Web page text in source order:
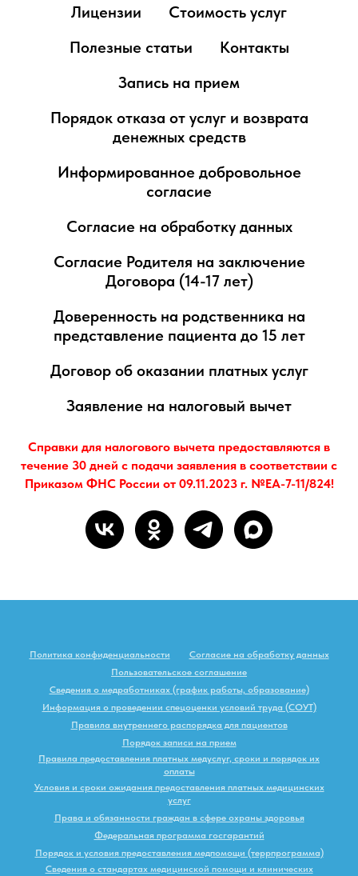
Лицензии
Стоимость услуг
Полезные статьи
Контакты
Запись на прием
Порядок отказа от услуг и возврата
денежных средств
Информированное добровольное
согласие
Согласие на обработку данных
Согласие Родителя на заключение
Договора (14-17 лет)
Доверенность на родственника на
представление пациента до 15 лет
Договор об оказании платных услуг
Заявление на налоговый вычет
Справки для налогового вычета предоставляются в
течение 30 дней с подачи заявления в соответствии с
Приказом ФНС России от 09.11.2023 г. №ЕА-7-11/824!
Политика конфиденциальности
Согласие на обработку данных
Пользовательское соглашение
Сведения о медработниках (график работы, образование)
Информация о проведении спецоценки условий труда (СОУТ)
Правила внутреннего распорядка для пациентов
Порядок записи на прием
Правила предоставления платных медуслуг, сроки и порядок их
оплаты
Условия и сроки ожидания предоставления платных медицинских
услуг
Права и обязанности граждан в сфере охраны здоровья
Федеральная программа госгарантий
Порядок и условия предоставления медпомощи (террпрограмма)
Сведения о стандартах медицинской помощи и клинических